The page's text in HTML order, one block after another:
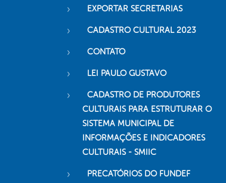
EXPORTAR SECRETARIAS
CADASTRO CULTURAL 2023
CONTATO
LEI PAULO GUSTAVO
CADASTRO DE PRODUTORES
CULTURAIS PARA ESTRUTURAR O
SISTEMA MUNICIPAL DE
INFORMAÇÕES E INDICADORES
CULTURAIS - SMIIC
PRECATÓRIOS DO FUNDEF